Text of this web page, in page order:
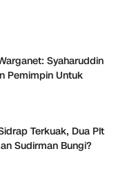
Syaharuddin
Pemimpin Untuk
Terkuak, Dua Plt
Sudirman Bungi?